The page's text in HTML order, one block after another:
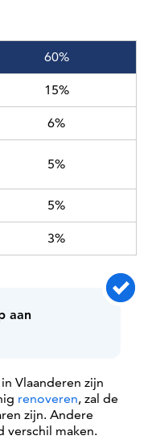
60%
15%
6%
5%
5%
3%
aan
Vlaanderen zijn
renoveren, zal de
zijn. Andere
verschil maken.